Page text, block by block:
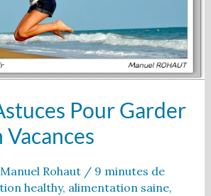
Pour Garder
Vacances
Manuel Rohaut / 9 minutes de
healthy, alimentation saine,